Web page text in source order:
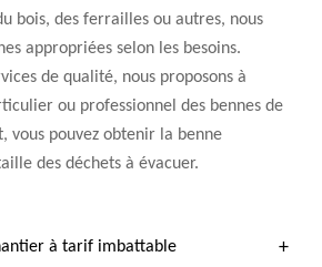
bois, des ferrailles ou autres, nous
appropriées selon les besoins.
de qualité, nous proposons à
ou professionnel des bennes de
vous pouvez obtenir la benne
des déchets à évacuer.
à tarif imbattable